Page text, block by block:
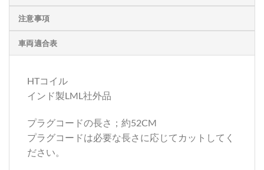
注意事項
車両適合表
HTコイル
インド製LML社外品
プラグコードの長さ；約52CM
プラグコードは必要な長さに応じてカットしてく
ださい。